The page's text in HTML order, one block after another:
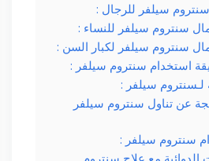
سيلفر للرجال :
سنتروم سيلفر للنساء :
سنتروم سيلفر لكبار السن :
استخدام سنتروم سيلفر :
لـسنتروم سيلفر :
عن تناول سنتروم سيلفر
سنتروم سيلفر :
الدوائية مع علاج سنتروم